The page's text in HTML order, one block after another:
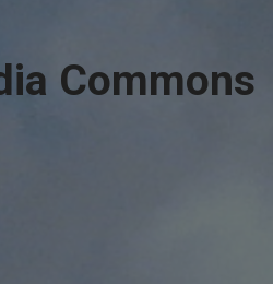
Commons